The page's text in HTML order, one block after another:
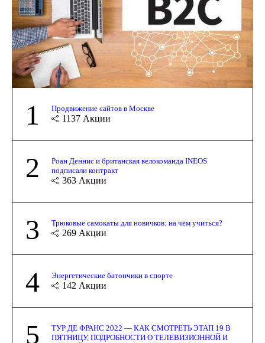
1 Продвижение сайтов в Москве
1137 Акции
2
Роан Деннис и британская велокоманда INEOS
подписали контракт
363 Акции
3 Трюковые самокаты для новичков: на чём учиться?
269 Акции
4 Энергетические батончики в спорте
142 Акции
5
ТУР ДЕ ФРАНС 2022 — КАК СМОТРЕТЬ ЭТАП 19 В
ПЯТНИЦУ, ПОДРОБНОСТИ О ТЕЛЕВИЗИОННОЙ И